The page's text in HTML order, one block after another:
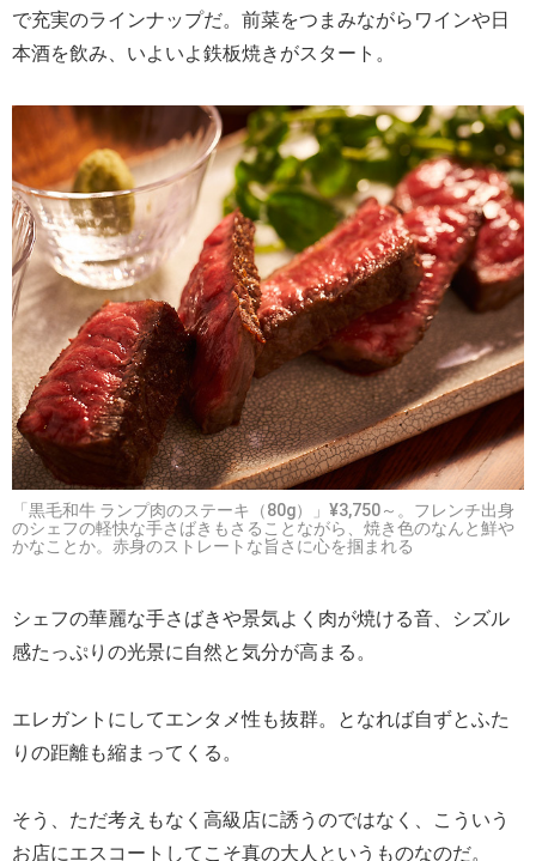
で充実のラインナップだ。前菜をつまみながらワインや日
本酒を飲み、いよいよ鉄板焼きがスタート。
「黒毛和牛 ランプ肉のステーキ（80g）」¥3,750～。フレンチ出身
のシェフの軽快な手さばきもさることながら、焼き色のなんと鮮や
かなことか。赤身のストレートな旨さに心を掴まれる
シェフの華麗な手さばきや景気よく肉が焼ける音、シズル
感たっぷりの光景に自然と気分が高まる。
エレガントにしてエンタメ性も抜群。となれば自ずとふた
りの距離も縮まってくる。
そう、ただ考えもなく高級店に誘うのではなく、こういう
お店にエスコートしてこそ真の大人というものなのだ。